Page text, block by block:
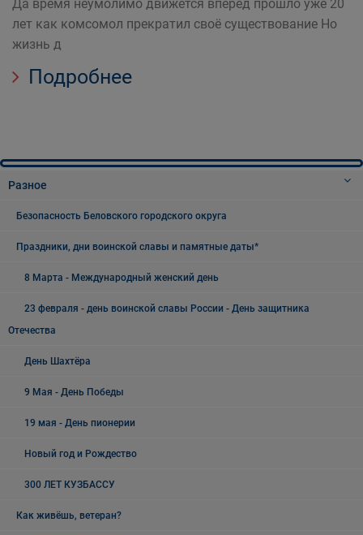
Да время неумолимо движется вперёд прошло уже 20
лет как комсомол прекратил своё существование Но
жизнь д
Подробнее
Разное
Безопасность Беловского городского округа
Праздники, дни воинской славы и памятные даты*
8 Марта - Международный женский день
23 февраля - день воинской славы России - День защитника
Отечества
День Шахтёра
9 Мая - День Победы
19 мая - День пионерии
Новый год и Рождество
300 ЛЕТ КУЗБАССУ
Как живёшь, ветеран?